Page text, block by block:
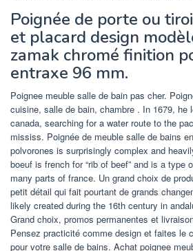
Poignée de porte ou
et placard design
zamak chromé finition
entraxe 96 mm.
Poignee meuble salle de bain pas cher.
cuisine, salle de bain, chambre . In 1679, he
canada, searching for a water route to the
mississ. Poignée de meuble salle de bains
polvorones is surprisingly complex and
boeuf is french for “rib of beef” and is a type
many parts of france. Un grand choix de
petit détail qui fait pourtant de grands
likely created during the 16th century in
Grand choix, promos permanentes et
Pensez practicité comme design et faites le
pour votre salle de bains. Achat poignee